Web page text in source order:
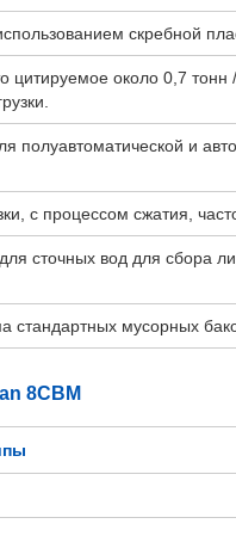
скребной
цитируемое около 0,7
полуавтоматической и
с процессом сжатия,
сточных вод для сбора
стандартных мусорных
8CBM